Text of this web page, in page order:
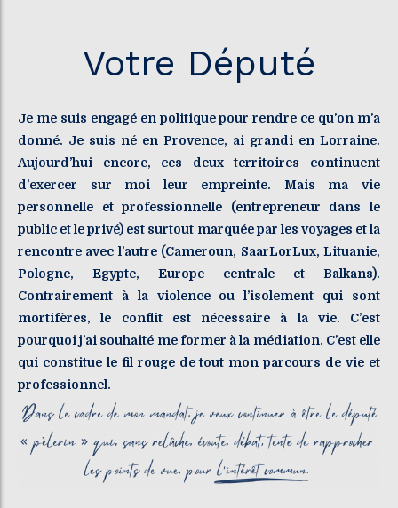
Votre Député
Je me suis engagé en politique pour rendre ce qu’on m’a
donné. Je suis né en Provence, ai grandi en Lorraine.
Aujourd’hui encore, ces deux territoires continuent
d’exercer sur moi leur empreinte. Mais ma vie
personnelle et professionnelle (entrepreneur dans le
public et le privé) est surtout marquée par les voyages et la
rencontre avec l’autre (Cameroun, SaarLorLux, Lituanie,
Pologne, Egypte, Europe centrale et Balkans).
Contrairement à la violence ou l’isolement qui sont
mortifères, le conflit est nécessaire à la vie. C’est
pourquoi j’ai souhaité me former à la médiation. C’est elle
qui constitue le fil rouge de tout mon parcours de vie et
professionnel.